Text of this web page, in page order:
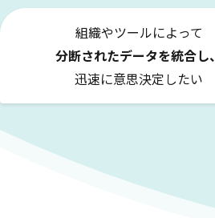
組織やツールによって
分断されたデータを統合し、
迅速に意思決定したい